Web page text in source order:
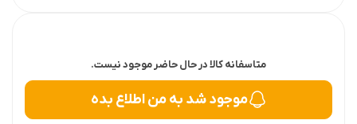
متاسفانه کالا در حال حاضر موجود نیست.
موجود شد به من اطلاع بده